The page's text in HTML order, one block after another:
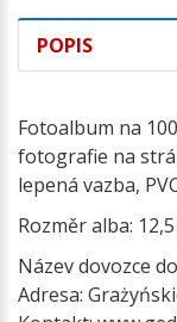
POPIS
Fotoalbum na
fotografie na
lepená vazba,
Rozměr alba:
Název dovozce
Adresa: